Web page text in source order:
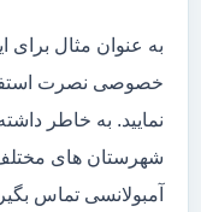
به عنوان مثال برای
خصوصی نصرت
نمایید. به خاطر
شهرستان های
آمبولانسی تماس